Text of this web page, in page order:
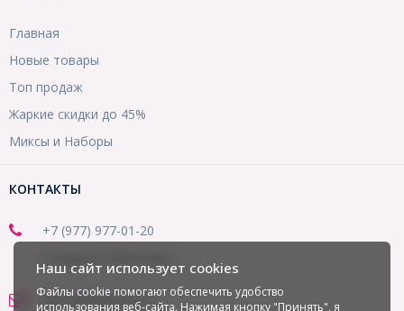
Главная
Новые товары
Топ продаж
Жаркие скидки до 45%
Миксы и Наборы
КОНТАКТЫ
+7 (977) 977-01-20
office@mirbusin.ru
Наш сайт использует cookies
Файлы cookie помогают обеспечить удобство
использования веб-сайта. Нажимая кнопку "Принять", я